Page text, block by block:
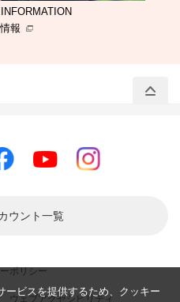
報
ポリシー
ウェブアクセシビリティ
ウント一覧
ービスを提供するため、クッキー